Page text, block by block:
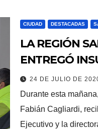
CIUDAD DESTACADAS
LA REGIÓN
ENTREGÓ
BERISSO
24 DE JULIO DE
Durante esta
Fabián Cagliardi,
Ejecutivo y la